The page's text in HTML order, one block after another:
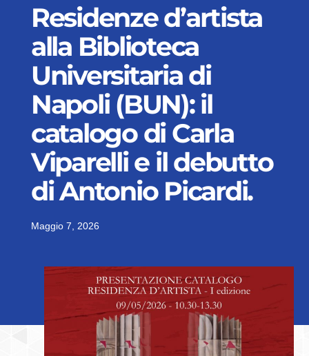
Residenze d’artista
alla Biblioteca
Universitaria di
Napoli (BUN): il
catalogo di Carla
Viparelli e il debutto
di Antonio Picardi.
Maggio 7, 2026